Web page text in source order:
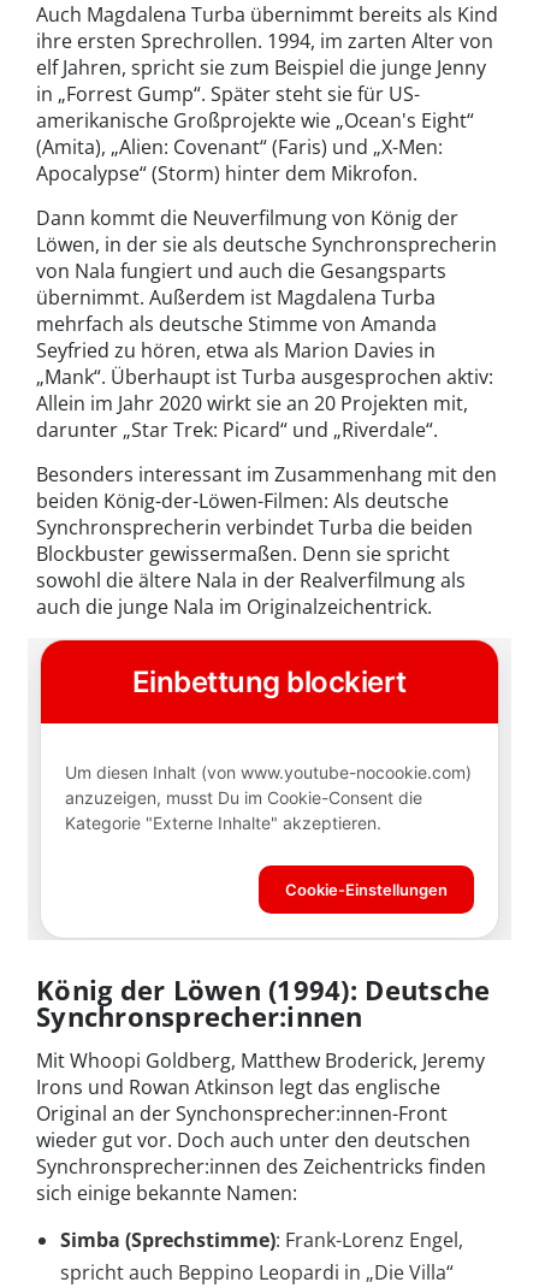
Auch Magdalena Turba übernimmt bereits als Kind
ihre ersten Sprechrollen. 1994, im zarten Alter von
elf Jahren, spricht sie zum Beispiel die junge Jenny
in „Forrest Gump“. Später steht sie für US-
amerikanische Großprojekte wie „Ocean's Eight“
(Amita), „Alien: Covenant“ (Faris) und „X-Men:
Apocalypse“ (Storm) hinter dem Mikrofon.
Dann kommt die Neuverfilmung von König der
Löwen, in der sie als deutsche Synchronsprecherin
von Nala fungiert und auch die Gesangsparts
übernimmt. Außerdem ist Magdalena Turba
mehrfach als deutsche Stimme von Amanda
Seyfried zu hören, etwa als Marion Davies in
„Mank“. Überhaupt ist Turba ausgesprochen aktiv:
Allein im Jahr 2020 wirkt sie an 20 Projekten mit,
darunter „Star Trek: Picard“ und „Riverdale“.
Besonders interessant im Zusammenhang mit den
beiden König-der-Löwen-Filmen: Als deutsche
Synchronsprecherin verbindet Turba die beiden
Blockbuster gewissermaßen. Denn sie spricht
sowohl die ältere Nala in der Realverfilmung als
auch die junge Nala im Originalzeichentrick.
König der Löwen (1994): Deutsche
Synchronsprecher:innen
Mit Whoopi Goldberg, Matthew Broderick, Jeremy
Irons und Rowan Atkinson legt das englische
Original an der Synchonsprecher:innen-Front
wieder gut vor. Doch auch unter den deutschen
Synchronsprecher:innen des Zeichentricks finden
sich einige bekannte Namen:
Simba (Sprechstimme): Frank-Lorenz Engel,
spricht auch Beppino Leopardi in „Die Villa“